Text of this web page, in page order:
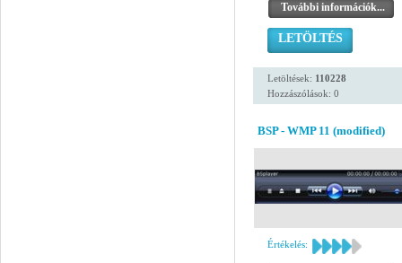
További információk...
LETÖLTÉS
Letöltések: 110228
Hozzászólások: 0
BSP - WMP 11 (modified)
Értékelés: